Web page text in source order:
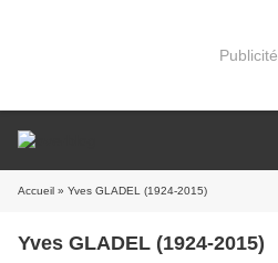
Publicité
Accueil » Yves GLADEL (1924-2015)
Yves GLADEL (1924-2015)